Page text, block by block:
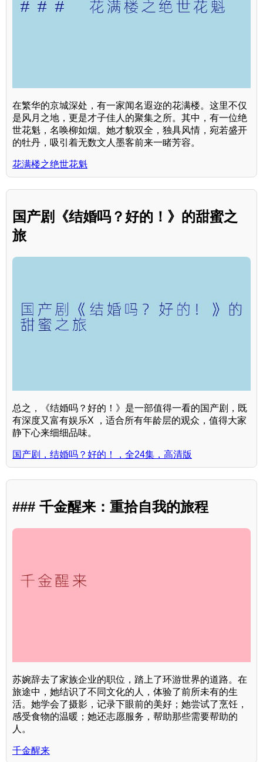
在繁华的京城深处，有一家闻名遐迩的花满楼。这里不仅
是风月之地，更是才子佳人的聚集之所。其中，有一位绝
世花魁，名唤柳如烟。她才貌双全，独具风情，宛若盛开
的牡丹，吸引着无数文人墨客前来一睹芳容。
花满楼之绝世花魁
国产剧《结婚吗？好的！》的甜蜜之
旅
总之，《结婚吗？好的！》是一部值得一看的国产剧，既
有深度又富有娱乐X ，适合所有年龄层的观众，值得大家
静下心来细细品味。
国产剧，结婚吗？好的！，全24集，高清版
### 千金醒来：重拾自我的旅程
苏婉辞去了家族企业的职位，踏上了环游世界的道路。在
旅途中，她结识了不同文化的人，体验了前所未有的生
活。她学会了摄影，记录下眼前的美好；她尝试了烹饪，
感受食物的温暖；她还志愿服务，帮助那些需要帮助的
人。
千金醒来